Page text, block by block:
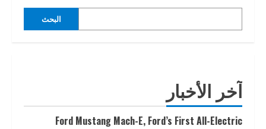
البحث
آخر الأخبار
Ford Mustang Mach-E, Ford’s First All-Electric